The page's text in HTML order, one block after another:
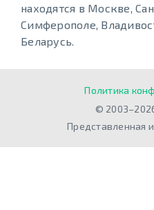
находятся в Москве,
Симферополе,
Беларусь.
Политика
©
Представленная